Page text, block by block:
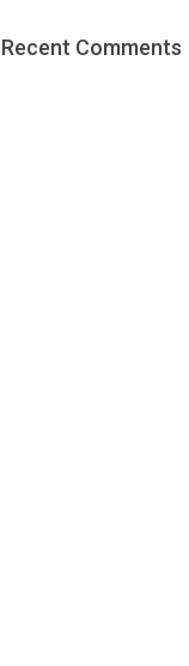
Recent Comments